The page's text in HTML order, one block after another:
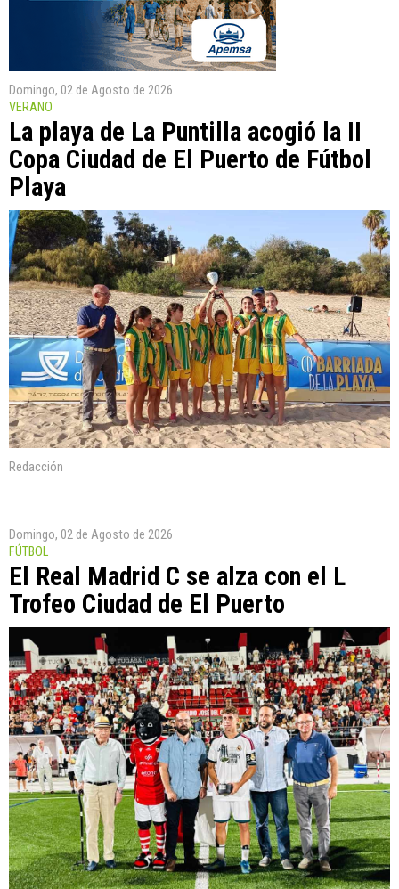
Domingo, 02 de Agosto de 2026
VERANO
La playa de La Puntilla acogió la II
Copa Ciudad de El Puerto de Fútbol
Playa
Redacción
Domingo, 02 de Agosto de 2026
FÚTBOL
El Real Madrid C se alza con el L
Trofeo Ciudad de El Puerto